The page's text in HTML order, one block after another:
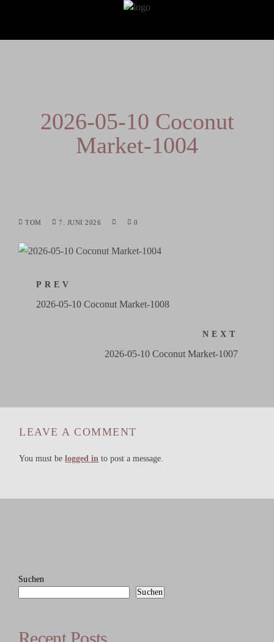
2026-05-10 Coconut
Market-1004
TOM 7. JUNI 2026 0
PREV
2026-05-10 Coconut Market-1008
NEXT
2026-05-10 Coconut Market-1007
LEAVE A COMMENT
You must belogged in to post a message.
Suchen
Suchen
Recent Posts